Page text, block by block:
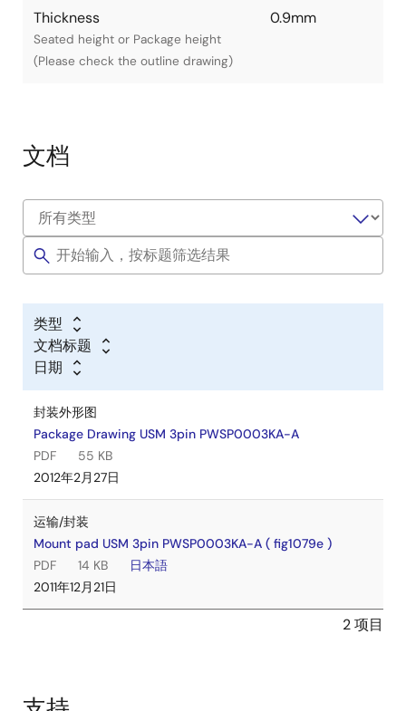
Thickness
Seated height or Package height
(Please check the outline drawing)
0.9mm
文档
类型
文档标题
日期
封装外形图
Package Drawing USM 3pin PWSP0003KA-A
PDF
55 KB
2012年2月27日
运输/封装
Mount pad USM 3pin PWSP0003KA-A ( fig1079e )
PDF
14 KB
日本語
2011年12月21日
2 项目